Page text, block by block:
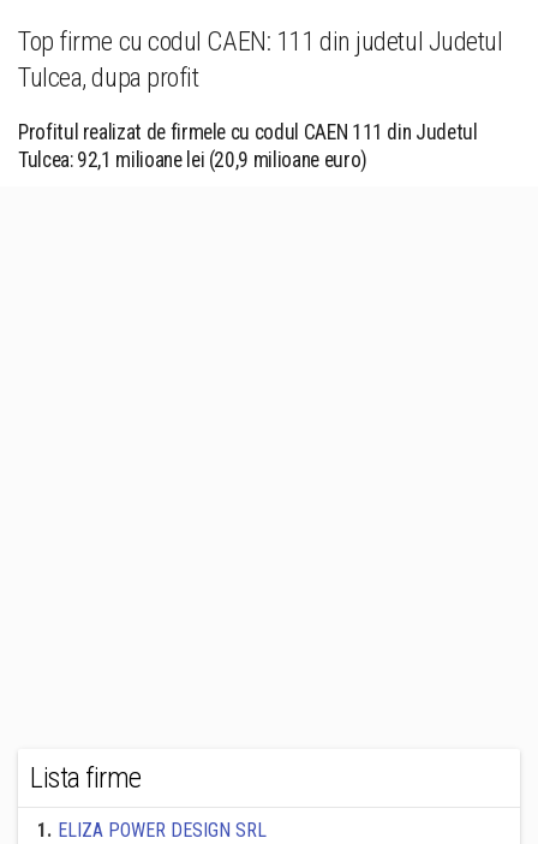
Top firme cu codul CAEN: 111 din judetul Judetul
Tulcea, dupa profit
Profitul realizat de firmele cu codul CAEN 111 din Judetul
Tulcea: 92,1 milioane lei (20,9 milioane euro)
Lista firme
1. ELIZA POWER DESIGN SRL